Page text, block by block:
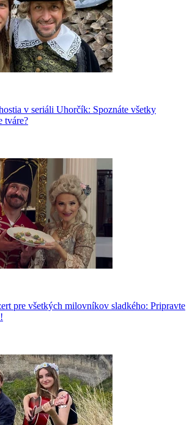
v seriáli Uhorčík: Spoznáte všetky
tváre?
pre všetkých milovníkov sladkého: Pripravte